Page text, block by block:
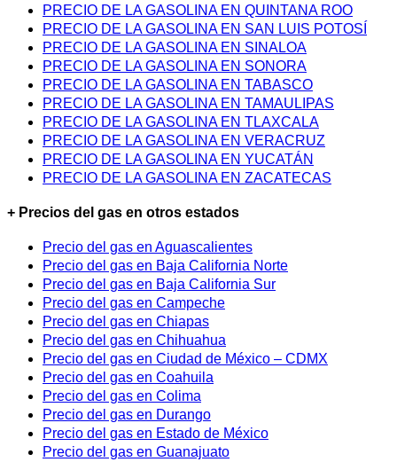
PRECIO DE LA GASOLINA EN QUINTANA ROO
PRECIO DE LA GASOLINA EN SAN LUIS POTOSÍ
PRECIO DE LA GASOLINA EN SINALOA
PRECIO DE LA GASOLINA EN SONORA
PRECIO DE LA GASOLINA EN TABASCO
PRECIO DE LA GASOLINA EN TAMAULIPAS
PRECIO DE LA GASOLINA EN TLAXCALA
PRECIO DE LA GASOLINA EN VERACRUZ
PRECIO DE LA GASOLINA EN YUCATÁN
PRECIO DE LA GASOLINA EN ZACATECAS
+ Precios del gas en otros estados
Precio del gas en Aguascalientes
Precio del gas en Baja California Norte
Precio del gas en Baja California Sur
Precio del gas en Campeche
Precio del gas en Chiapas
Precio del gas en Chihuahua
Precio del gas en Ciudad de México – CDMX
Precio del gas en Coahuila
Precio del gas en Colima
Precio del gas en Durango
Precio del gas en Estado de México
Precio del gas en Guanajuato